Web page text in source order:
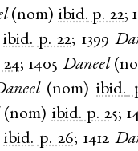
(nom) ibid. p. 22;
ibid. p. 22; 1399
24; 1405 Daneel(
(nom)ibid.
(nom) ibid. p. 25;
ibid. p. 26; 1412